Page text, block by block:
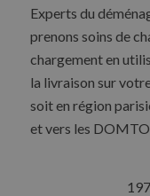
Experts du
prenons soins de
chargement en
la livraison sur
soit en région
et vers les